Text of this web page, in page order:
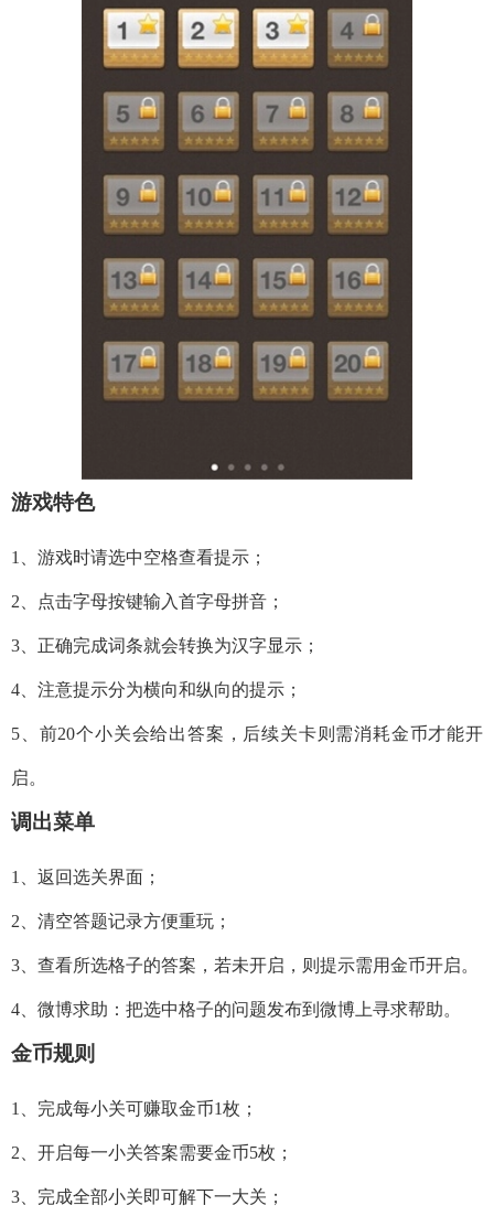
游戏特色
1、游戏时请选中空格查看提示；
2、点击字母按键输入首字母拼音；
3、正确完成词条就会转换为汉字显示；
4、注意提示分为横向和纵向的提示；
5、前20个小关会给出答案，后续关卡则需消耗金币才能开
启。
调出菜单
1、返回选关界面；
2、清空答题记录方便重玩；
3、查看所选格子的答案，若未开启，则提示需用金币开启。
4、微博求助：把选中格子的问题发布到微博上寻求帮助。
金币规则
1、完成每小关可赚取金币1枚；
2、开启每一小关答案需要金币5枚；
3、完成全部小关即可解下一大关；